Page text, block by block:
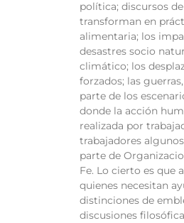
política; discursos
transforman en
alimentaria; los
desastres socio
climático; los
forzados; las
parte de los
donde la acción
realizada por
trabajadores
parte de
Fe. Lo cierto es que
quienes necesitan
distinciones de
discusiones